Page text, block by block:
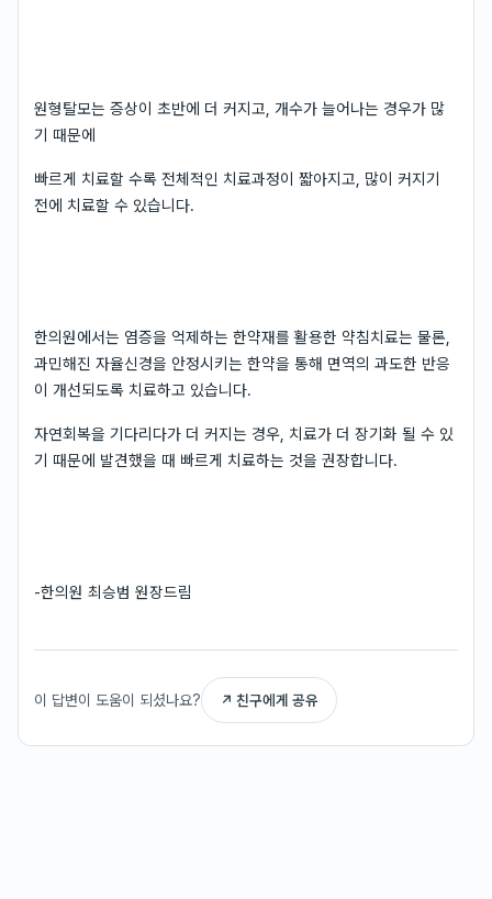
원형탈모는 증상이 초반에 더 커지고, 개수가 늘어나는 경우가 많
기 때문에
빠르게 치료할 수록 전체적인 치료과정이 짧아지고, 많이 커지기
전에 치료할 수 있습니다.
한의원에서는 염증을 억제하는 한약재를 활용한 약침치료는 물론,
과민해진 자율신경을 안정시키는 한약을 통해 면역의 과도한 반응
이 개선되도록 치료하고 있습니다.
자연회복을 기다리다가 더 커지는 경우, 치료가 더 장기화 될 수 있
기 때문에 발견했을 때 빠르게 치료하는 것을 권장합니다.
-한의원 최승범 원장드림
이 답변이 도움이 되셨나요? ↗ 친구에게 공유